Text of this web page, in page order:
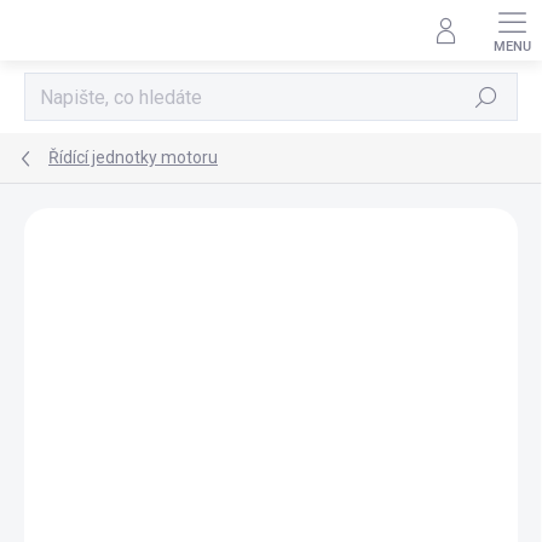
Hledat
Řídící jednotky motoru